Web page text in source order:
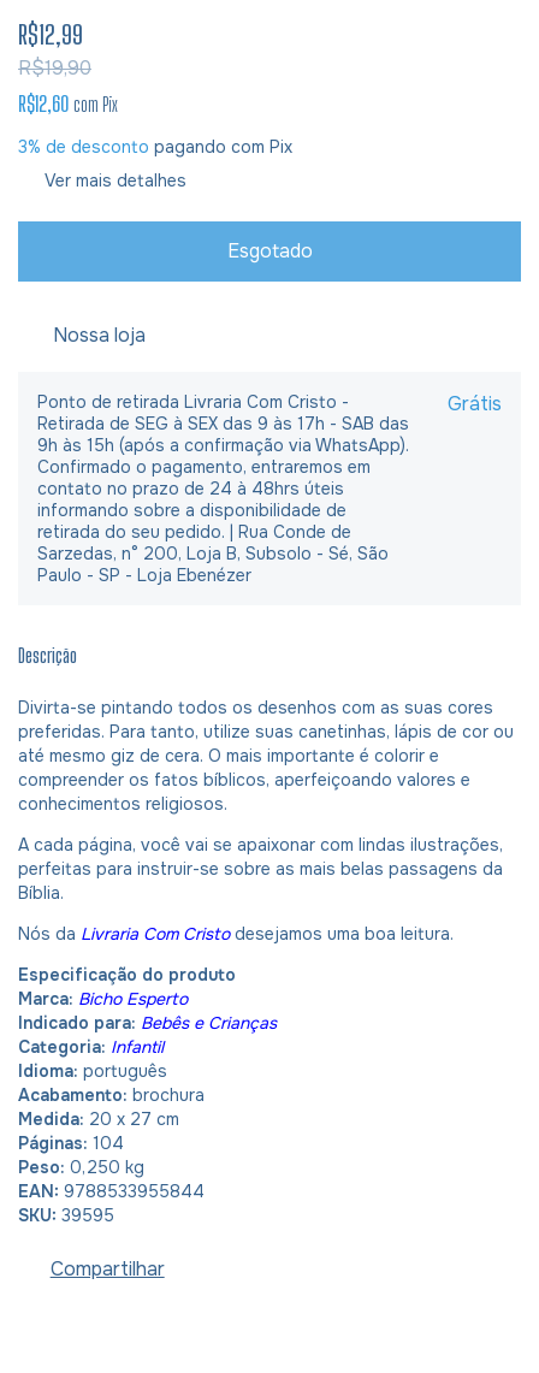
R$12,99
R$19,90
R$12,60 com Pix
3% de desconto pagando com Pix
Ver mais detalhes
Nossa loja
Ponto de retirada Livraria Com Cristo -
Retirada de SEG à SEX das 9 às 17h - SAB das
9h às 15h (após a confirmação via WhatsApp).
Confirmado o pagamento, entraremos em
contato no prazo de 24 à 48hrs úteis
informando sobre a disponibilidade de
retirada do seu pedido. | Rua Conde de
Sarzedas, n° 200, Loja B, Subsolo - Sé, São
Paulo - SP - Loja Ebenézer
Grátis
Descrição
Divirta-se pintando todos os desenhos com as suas cores
preferidas. Para tanto, utilize suas canetinhas, lápis de cor ou
até mesmo giz de cera. O mais importante é colorir e
compreender os fatos bíblicos, aperfeiçoando valores e
conhecimentos religiosos.
A cada página, você vai se apaixonar com lindas ilustrações,
perfeitas para instruir-se sobre as mais belas passagens da
Bíblia.
Nós da Livraria Com Cristodesejamos uma boa leitura.
Especificação do produto
Marca: Bicho Esperto
Indicado para: Bebês e Crianças
Categoria: Infantil
Idioma: português
Acabamento: brochura
Medida: 20 x 27 cm
Páginas: 104
Peso: 0,250 kg
EAN: 9788533955844
SKU: 39595
Compartilhar